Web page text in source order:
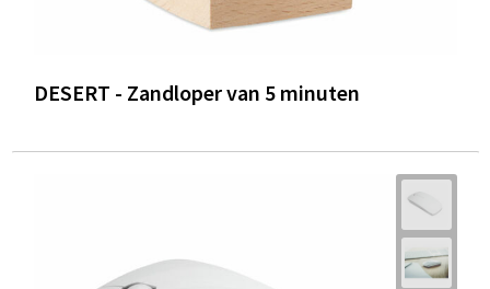
DESERT - Zandloper van 5 minuten